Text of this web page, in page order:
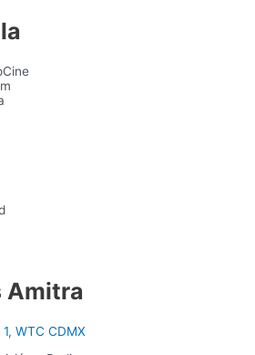
Amitra
WTC CDMX